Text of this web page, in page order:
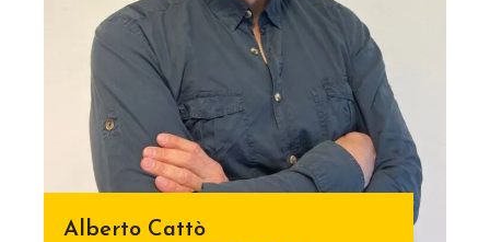
Alberto Cattò